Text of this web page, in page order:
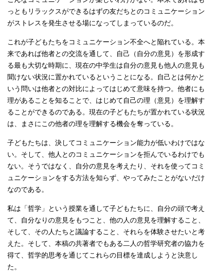
っともリラックスができるはずの友だちとのコミュニケーション
がストレスを発生させる場になってしまっているのだ。
これが子どもたちをコミュニケーション不全へと陥れている。本
来であれば他者との交流を通して、自己（自分の意見）を形成す
る最も大切な時期に、現在の中学生は自分の意見も他人の意見も
聞けない状況に置かれているということになる。自己とは何かと
いう問いは他者との対比によってはじめて意味を持つ。他者にも
理があることを知ることで、はじめて自己の理（意見）を理解す
ることができるのである。現在の子どもたちが置かれている状況
は、まさにこの他者の理を理解する機会を奪っている。
子どもたちは、決してコミュニケーション能力が低いわけではな
い。そして、他人とのコミュニケーションを拒んでいるわけでも
ない。そうではなく、自分の意見を考えたり、それを使ってコミ
ュニケーションをする方法を知らず、やってみたことがないだけ
なのである。
私は「哲学」という授業を通して子どもたちに、自分の頭で考え
て、自分なりの意見をもつこと、他の人の意見を理解すること、
そして、その人たちと議論すること、それらを体験させたいと考
えた。そして、本稿の共著者でもある二人の哲学研究者の協力を
得て、哲学的思考を通じてこれらの目標を達成しようと決意し
た。